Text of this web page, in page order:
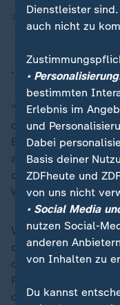
... wie es um die
"Wir gehen im
dieses Jahr mit 0,9
Bettina Orlopp. Die
allerdings auch an,
dieBundesregierung
Wachstum von 0,9
Vor allem beim
des Arbeitsmarktes
dringender
Reformen daran
der Sicherheit. Dies
Dienstleister
auch nicht zu
•
bestimmten
Erlebnis im
und
Dabei
Basis deiner
ZDFheute und
von uns nicht
• Social Media
nutzen Social-
anderen
von Inhalten zu
Du kannst